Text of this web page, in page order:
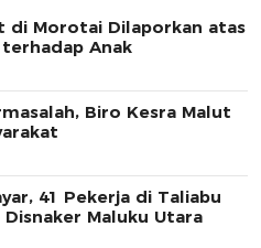
di Morotai Dilaporkan atas
Anak
Biro Kesra Malut
41 Pekerja di Taliabu
ke Disnaker Maluku Utara